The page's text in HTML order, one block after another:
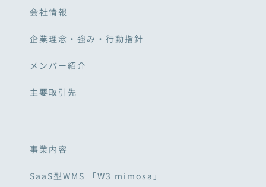
会社情報
企業理念・強み・行動指針
メンバー紹介
主要取引先
事業内容
SaaS型WMS 「W3 mimosa」